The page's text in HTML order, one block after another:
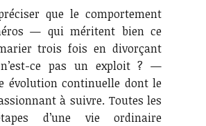
que le comportement
— qui méritent bien ce
trois fois en divorçant
ce pas un exploit ? —
évolution continuelle dont le
à suivre. Toutes les
d’une vie ordinaire